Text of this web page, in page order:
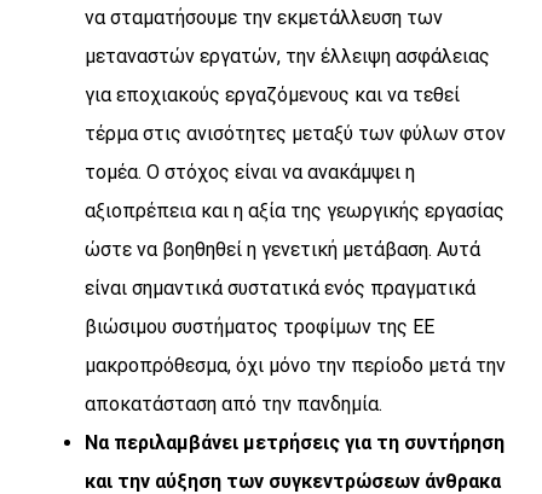
να σταματήσουμε την εκμετάλλευση των
μεταναστών εργατών, την έλλειψη ασφάλειας
για εποχιακούς εργαζόμενους και να τεθεί
τέρμα στις ανισότητες μεταξύ των φύλων στον
τομέα. Ο στόχος είναι να ανακάμψει η
αξιοπρέπεια και η αξία της γεωργικής εργασίας
ώστε να βοηθηθεί η γενετική μετάβαση. Αυτά
είναι σημαντικά συστατικά ενός πραγματικά
βιώσιμου συστήματος τροφίμων της ΕΕ
μακροπρόθεσμα, όχι μόνο την περίοδο μετά την
αποκατάσταση από την πανδημία.
Να περιλαμβάνει μετρήσεις για τη συντήρηση
και την αύξηση των συγκεντρώσεων άνθρακα